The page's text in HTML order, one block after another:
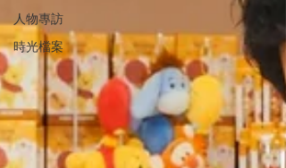
人物專訪
時光檔案